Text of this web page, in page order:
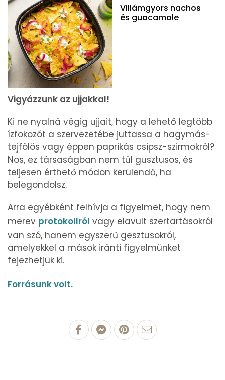
Villámgyors nachos
és guacamole
Vigyázzunk az ujjakkal!
Ki ne nyalná végig ujjait, hogy a lehető legtöbb
ízfokozót a szervezetébe juttassa a hagymás-
tejfölös vagy éppen paprikás csipsz-szirmokról?
Nos, ez társaságban nem túl gusztusos, és
teljesen érthető módon kerülendő, ha
belegondolsz.
Arra egyébként felhívja a figyelmet, hogy nem
merev protokollról vagy elavult szertartásokról
van szó, hanem egyszerű gesztusokról,
amelyekkel a mások iránti figyelmünket
fejezhetjük ki.
Forrásunk volt.